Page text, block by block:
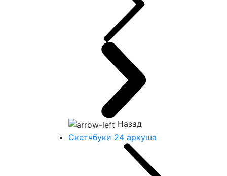
Назад
Скетчбуки 24 аркуша